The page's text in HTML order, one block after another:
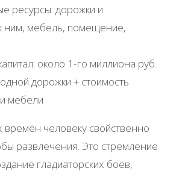
ресурсы: дорожки и
ним, мебель, помещение,
около 1-го миллиона руб.
дорожки + стоимость
мебели
времён человеку свойственно
развлечения. Это стремление
гладиаторских боёв,